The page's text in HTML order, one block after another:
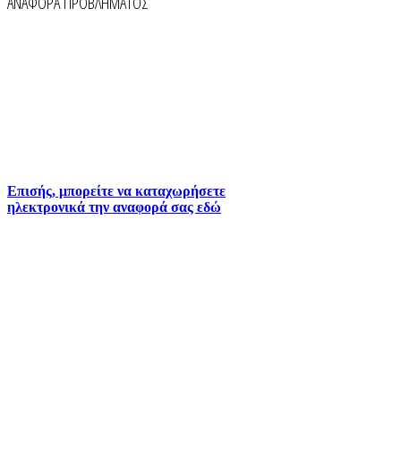
Επισής, μπορείτε να καταχωρήσετε
ηλεκτρονικά την αναφορά σας εδώ